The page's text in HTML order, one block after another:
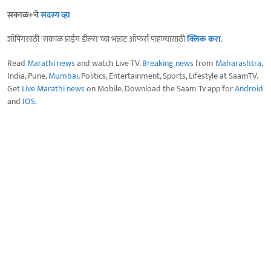
सकाळ+चेसदस्य व्हा
शॉपिंगसाठी 'सकाळ प्राईम डील्स'च्या भन्नाट ऑफर्स पाहण्यासाठीक्लिक करा.
Read Marathi newsand watch Live TV.Breaking newsfrom Maharashtra,
India, Pune,Mumbai, Politics, Entertainment, Sports, Lifestyle at SaamTV.
GetLive Marathi newson Mobile. Download the Saam Tv app forAndroid
and IOS.